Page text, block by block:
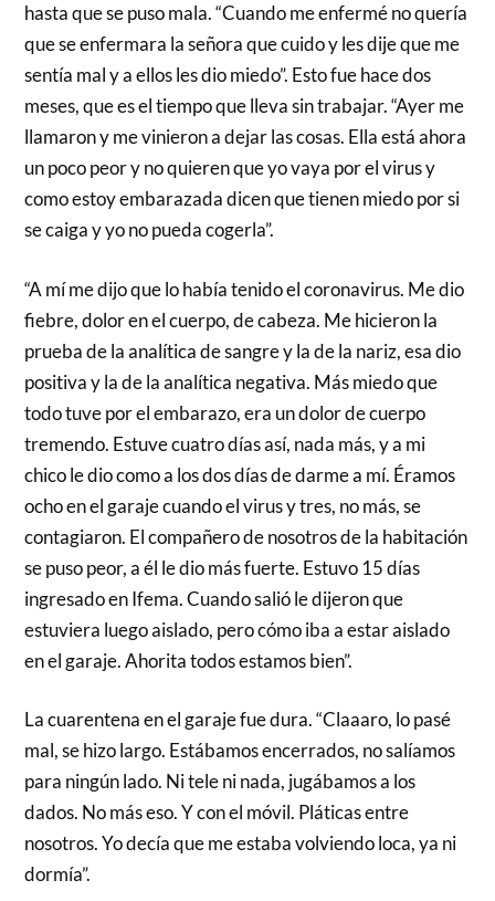
hasta que se puso mala. “Cuando me enfermé no quería
que se enfermara la señora que cuido y les dije que me
sentía mal y a ellos les dio miedo”. Esto fue hace dos
meses, que es el tiempo que lleva sin trabajar. “Ayer me
llamaron y me vinieron a dejar las cosas. Ella está ahora
un poco peor y no quieren que yo vaya por el virus y
como estoy embarazada dicen que tienen miedo por si
se caiga y yo no pueda cogerla”.
“A mí me dijo que lo había tenido el coronavirus. Me dio
fiebre, dolor en el cuerpo, de cabeza. Me hicieron la
prueba de la analítica de sangre y la de la nariz, esa dio
positiva y la de la analítica negativa. Más miedo que
todo tuve por el embarazo, era un dolor de cuerpo
tremendo. Estuve cuatro días así, nada más, y a mi
chico le dio como a los dos días de darme a mí. Éramos
ocho en el garaje cuando el virus y tres, no más, se
contagiaron. El compañero de nosotros de la habitación
se puso peor, a él le dio más fuerte. Estuvo 15 días
ingresado en Ifema. Cuando salió le dijeron que
estuviera luego aislado, pero cómo iba a estar aislado
en el garaje. Ahorita todos estamos bien”.
La cuarentena en el garaje fue dura. “Claaaro, lo pasé
mal, se hizo largo. Estábamos encerrados, no salíamos
para ningún lado. Ni tele ni nada, jugábamos a los
dados. No más eso. Y con el móvil. Pláticas entre
nosotros. Yo decía que me estaba volviendo loca, ya ni
dormía”.